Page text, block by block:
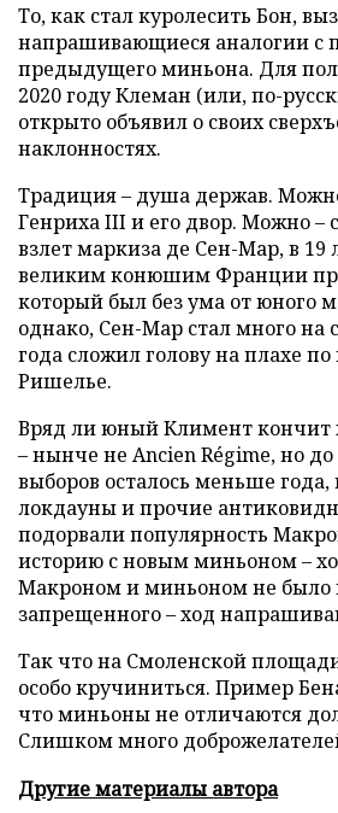
То, как стал куролесить Бон,
напрашивающиеся аналогии с
предыдущего миньона. Для
2020 году Клеман (или, по-
открыто объявил о своих
наклонностях.
Традиция – душа держав.
Генриха III и его двор. Можно –
взлет маркиза де Сен-Мар, в 19
великим конюшим Франции
который был без ума от юного
однако, Сен-Мар стал много на
года сложил голову на плахе
Ришелье.
Вряд ли юный Климент кончит
– нынче не Ancien Régime, но
выборов осталось меньше
локдауны и прочие
подорвали популярность
историю с новым миньоном –
Макроном и миньоном не было
запрещенного – ход
Так что на Смоленской
особо кручиниться. Пример
что миньоны не отличаются
Слишком много
Другие материалы автора